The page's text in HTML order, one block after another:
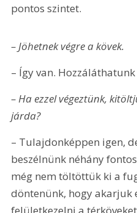
pontos szintet.
– Jöhetnek végre a kövek.
– Így van.
– Ha ezzel végeztünk,
járda?
– Tulajdonképpen igen,
beszélnünk néhány
még nem töltöttük ki a
döntenünk, hogy akarjuk